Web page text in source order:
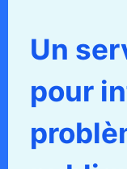
Un
pour